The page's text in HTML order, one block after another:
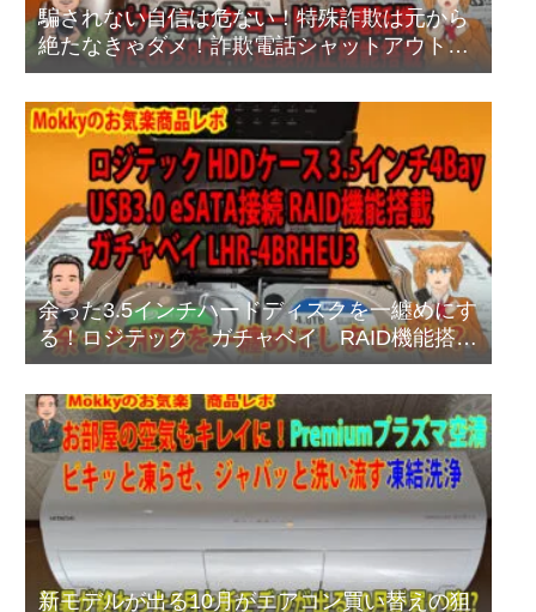
騙されない自信は危ない！特殊詐欺は元から
絶たなきゃダメ！詐欺電話シャットアウト方
法
余った3.5インチハードディスクを一纏めにす
る！ロジテック ガチャベイ RAID機能搭載
タイプ LHR-4BRHEU3
新モデルが出る10月がエアコン買い替えの狙